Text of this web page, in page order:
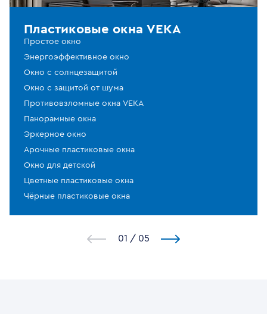
Пластиковые окна VEKA
Простое окно
Энергоэффективное окно
Окно с солнцезащитой
Окно с защитой от шума
Противовзломные окна VEKA
Панорамные окна
Эркерное окно
Арочные пластиковые окна
Окно для детской
Цветные пластиковые окна
Чёрные пластиковые окна
1 / 5